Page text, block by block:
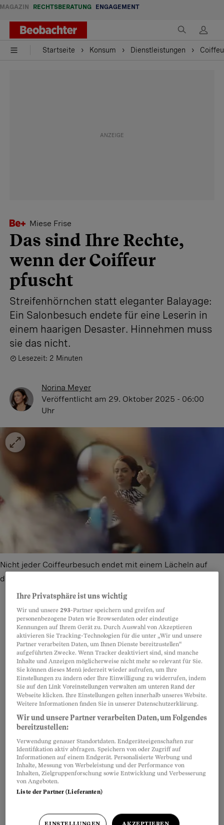
MAGAZIN RECHTSBERATUNG ENGAGEMENT
Startseite Konsum Dienstleistungen
Miese Frise
Das sind Ihre Rechte,
wenn der Coiffeur
pfuscht
Streifenhörnchen statt eleganter Balayage:
Ein Salonbesuch endete für eine Leserin in
einem haarigen Desaster. Hinnehmen muss
sie das nicht.
Lesezeit: 2 Minuten
Norina Meyer
Veröffentlicht am 29. Oktober 2025 - 06:00
Uhr
Nicht jeder Coiffeurbesuch endet mit einem Lächeln auf
dem Gesicht.
Teilen Anhören Merken Kommentare
Artikel teilen
Karin Frey tritt aus dem Coiffeursalon, schüttelt
ihren Kopf und mustert ihr Spiegelbild in der
Fensterscheibe. Eigentlich wollte sie nur die
Spitzen schneiden und ihr braunes Haar mit
etwas helleren Akzenten auffrischen. Doch das
Ergebnis ist, sagen wir mal: nicht so subtil. «Ich
sah aus, als wäre jemand mit der Heckenschere
auf ein rotblondes Streifenhörnchen los», sagt
sie zum Beobachter.
Was nun? Zunächst gilt es, den Kopf nicht zu
verlieren. Noch auf dem Heimweg in die nächste
Ihre Privatsphäre ist uns wichtig
Wir und unsere293-Partner speichern und greifen auf
personenbezogene Daten wie Browserdaten oder eindeutige
Kennungen auf Ihrem Gerät zu. Durch Auswahl von Akzeptieren
aktivieren Sie Tracking-Technologien für die unter „Wir und unsere
Partner verarbeiten Daten, um Ihnen Dienste bereitzustellen“
aufgeführten Zwecke. Wenn Tracker deaktiviert sind, sind manche
Inhalte und Anzeigen möglicherweise nicht mehr so relevant für Sie.
Sie können dieses Menü jederzeit wieder aufrufen, um Ihre
Einstellungen zu ändern oder Ihre Einwilligung zu widerrufen, indem
Sie auf den Link Voreinstellungen verwalten am unteren Rand der
Webseite klicken. Ihre Einstellungen gelten innerhalb unseres Website.
Weitere Informationen finden Sie in unserer Datenschutzerklärung.
Wir und unsere Partner verarbeiten Daten, um Folgendes
bereitzustellen:
Verwendung genauer Standortdaten. Endgeräteeigenschaften zur
Identifikation aktiv abfragen. Speichern von oder Zugriff auf
Informationen auf einem Endgerät. Personalisierte Werbung und
Inhalte, Messung von Werbeleistung und der Performance von
Inhalten, Zielgruppenforschung sowie Entwicklung und Verbesserung
von Angeboten.
Liste der Partner (Lieferanten)